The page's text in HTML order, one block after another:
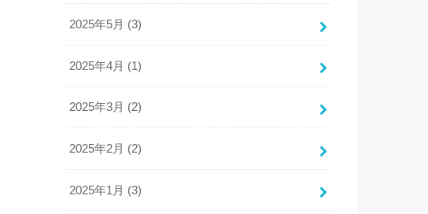
2025年5月 (3)
2025年4月 (1)
2025年3月 (2)
2025年2月 (2)
2025年1月 (3)